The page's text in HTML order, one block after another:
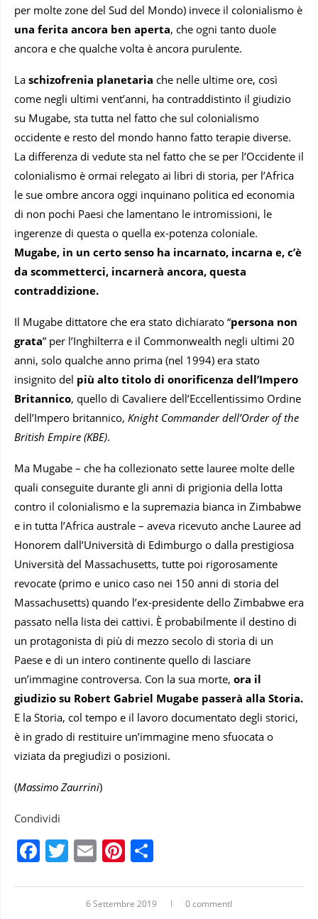
per molte zone del Sud del Mondo) invece il colonialismo è
una ferita ancora ben aperta, che ogni tanto duole
ancora e che qualche volta è ancora purulente.
La schizofrenia planetaria che nelle ultime ore, così
come negli ultimi vent’anni, ha contraddistinto il giudizio
su Mugabe, sta tutta nel fatto che sul colonialismo
occidente e resto del mondo hanno fatto terapie diverse.
La differenza di vedute sta nel fatto che se per l’Occidente il
colonialismo è ormai relegato ai libri di storia, per l’Africa
le sue ombre ancora oggi inquinano politica ed economia
di non pochi Paesi che lamentano le intromissioni, le
ingerenze di questa o quella ex-potenza coloniale.
Mugabe, in un certo senso ha incarnato, incarna e, c’è
da scommetterci, incarnerà ancora, questa
contraddizione.
Il Mugabe dittatore che era stato dichiarato “persona non
grata” per l’Inghilterra e il Commonwealth negli ultimi 20
anni, solo qualche anno prima (nel 1994) era stato
insignito del più alto titolo di onorificenza dell’Impero
Britannico, quello di Cavaliere dell’Eccellentissimo Ordine
dell’Impero britannico, Knight Commander dell’Order of the
British Empire (KBE).
Ma Mugabe – che ha collezionato sette lauree molte delle
quali conseguite durante gli anni di prigionia della lotta
contro il colonialismo e la supremazia bianca in Zimbabwe
e in tutta l’Africa australe – aveva ricevuto anche Lauree ad
Honorem dall’Università di Edimburgo o dalla prestigiosa
Università del Massachusetts, tutte poi rigorosamente
revocate (primo e unico caso nei 150 anni di storia del
Massachusetts) quando l’ex-presidente dello Zimbabwe era
passato nella lista dei cattivi. È probabilmente il destino di
un protagonista di più di mezzo secolo di storia di un
Paese e di un intero continente quello di lasciare
un’immagine controversa. Con la sua morte, ora il
giudizio su Robert Gabriel Mugabe passerà alla Storia.
E la Storia, col tempo e il lavoro documentato degli storici,
è in grado di restituire un’immagine meno sfuocata o
viziata da pregiudizi o posizioni.
(Massimo Zaurrini)
Condividi
Facebook
Twitter
EmailPinterest
6 Settembre 2019 0 commentI